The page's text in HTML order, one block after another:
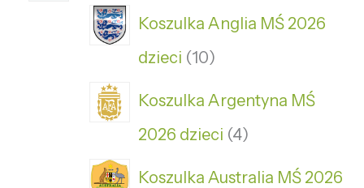
Koszulka Anglia MŚ 2026
dzieci 10
Koszulka Argentyna MŚ
2026 dzieci 4
Koszulka Australia MŚ 2026